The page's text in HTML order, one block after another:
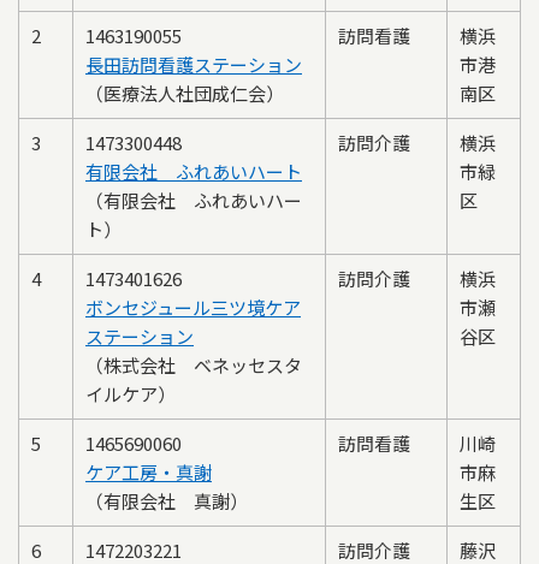
2
1463190055
長田訪問看護ステーション
（医療法人社団成仁会）
訪問看護
横浜
市港
南区
3
1473300448
有限会社 ふれあいハート
（有限会社 ふれあいハー
ト）
訪問介護
横浜
市緑
区
4
1473401626
ボンセジュール三ツ境ケア
ステーション
（株式会社 ベネッセスタ
イルケア）
訪問介護
横浜
市瀬
谷区
5
1465690060
ケア工房・真謝
（有限会社 真謝）
訪問看護
川崎
市麻
生区
6
1472203221
訪問介護
藤沢